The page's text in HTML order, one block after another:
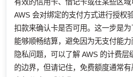
有效的信用卡、借记卡或在某些区域
AWS 会对绑定的支付方式进行授权
扣款来确认卡是否可用。这一步是
能够顺畅结算，避免因为无支付能
隐私问题，可以了解 AWS 的计费层
的边界，但请记住，免费额度通常